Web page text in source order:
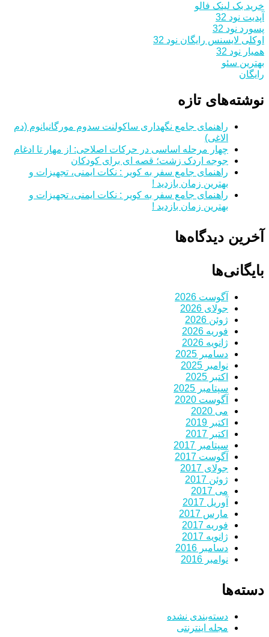
خرید بک لینک فالو
آپدیت نود 32
پسورد نود 32
اوکلی لایسنس رایگان نود 32
همیار نود 32
بهترین سئو
رایگان
نوشته‌های تازه
راهنمای جامع نگهداری ساکولنت سدوم مورگانیانوم (دم
الاغی)
چهار مرحله اساسی در حرکات اصلاحی: از مهار تا ادغام
جوجه اردک زشت؛ قصه ای برای کودکان
راهنمای جامع سفر به کویر : نکات ایمنی، تجهیزات و
بهترین زمان بازدید !
راهنمای جامع سفر به کویر : نکات ایمنی، تجهیزات و
بهترین زمان بازدید !
آخرین دیدگاه‌ها
بایگانی‌ها
آگوست 2026
جولای 2026
ژوئن 2026
فوریه 2026
ژانویه 2026
دسامبر 2025
نوامبر 2025
اکتبر 2025
سپتامبر 2025
آگوست 2020
می 2020
اکتبر 2019
اکتبر 2017
سپتامبر 2017
آگوست 2017
جولای 2017
ژوئن 2017
می 2017
آوریل 2017
مارس 2017
فوریه 2017
ژانویه 2017
دسامبر 2016
نوامبر 2016
دسته‌ها
دسته‌بندی نشده
مجله اینترنتی